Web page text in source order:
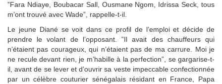
”Fara Ndiaye, Boubacar Sall, Ousmane Ngom, Idrissa Seck, tous
m’ont trouvé avec Wade”, rappelle-t-il.
Le jeune Diané se voit dans ce profil de l’emploi et décide de
prendre le volant de l’opposant. ”Il avait des chauffeurs qui
n’étaient pas courageux, qui n’étaient pas de ma carrure. Moi je
ne recule devant rien, je m’habille à la perfection”, se gargarise-t-
il, avant de se lever et d’ouvrir sa veste impeccable confectionnée
par un célèbre couturier sénégalais résidant en France, Papa